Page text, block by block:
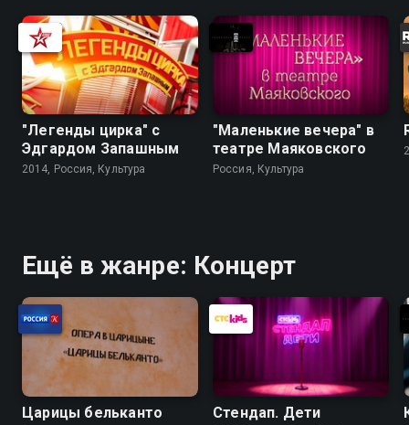
"Легенды цирка" с
Эдгардом Запашным
2014, Россия, Культура
"Маленькие вечера" в
театре Маяковского
Россия, Культура
Ещё в жанре: Концерт
Царицы бельканто Стендап. Дети